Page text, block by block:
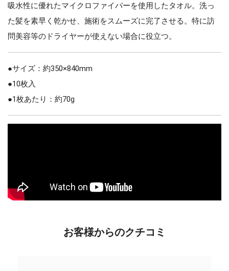
吸水性に優れたマイクロファイバーを使用したタオル。洗っ
た髪を素早く乾かせ、施術をスムーズに完了させる。特に訪
問美容等のドライヤーが使えない場合に役立つ。
●サイズ：約350×840mm
●10枚入
●1枚あたり：約70g
お客様からのクチコミ